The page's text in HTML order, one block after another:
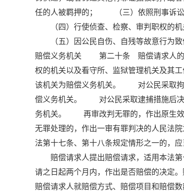
任的人被羁押的； （三）依照刑事诉讼
（四）行使侦查、检察、审判职权的机
（五）因公民自伤、自残等故意行为
赔偿义务机关 第二十条 赔偿请求人的
权的机关以及看守所、监狱管理机关及其
该机关为赔偿义务机关。 对公民采取拘
偿义务机关。 对公民采取逮捕措施后决
务机关。 再审改判无罪的，作出原生效
无罪处理的，作出一审有罪判决的人民
法第十七条、第十八条规定情形之一的
赔偿请求人提出赔偿请求，适用本法
请之日起两个月内，作出是否赔偿的决定
赔偿请求人就赔偿方式、赔偿项目和赔